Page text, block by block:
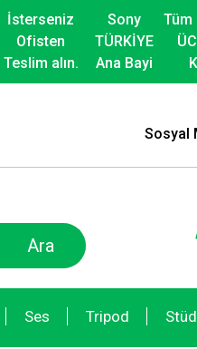
İsterseniz
Ofisten
Teslim alın.
Sony
TÜRKİYE
Ana Bayi
Tüm
Sosyal
Ara
Ses Tripod